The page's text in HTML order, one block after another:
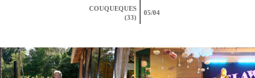
COUQUEQUES
(33)
05/04